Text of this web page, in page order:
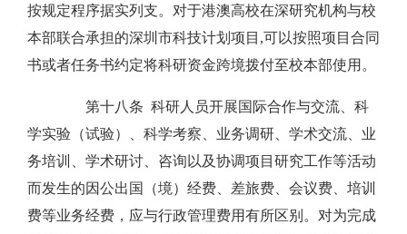
按规定程序据实列支。对于港澳高校在深研究机构与校
本部联合承担的深圳市科技计划项目,可以按照项目合同
书或者任务书约定将科研资金跨境拨付至校本部使用。
第十八条 科研人员开展国际合作与交流、科
学实验（试验）、科学考察、业务调研、学术交流、业
务培训、学术研讨、咨询以及协调项目研究工作等活动
而发生的因公出国（境）经费、差旅费、会议费、培训
费等业务经费，应与行政管理费用有所区别。对为完成